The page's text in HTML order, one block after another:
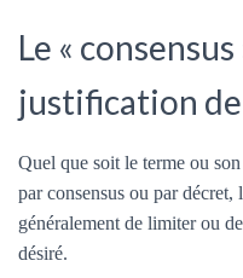
Le «
justification
Quel que soit le terme ou
par consensus ou par décret,
généralement de limiter ou
désiré.